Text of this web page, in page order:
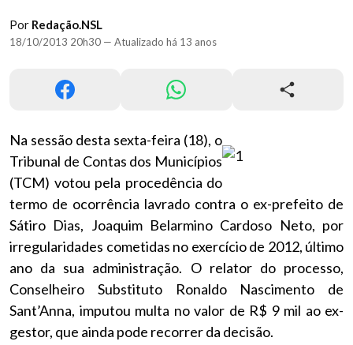
Por Redação.NSL
18/10/2013 20h30 — Atualizado há 13 anos
Na sessão desta sexta-feira (18), o
Tribunal de Contas dos Municípios
(TCM) votou pela procedência do
termo de ocorrência lavrado contra o ex-prefeito de
Sátiro Dias, Joaquim Belarmino Cardoso Neto, por
irregularidades cometidas no exercício de 2012, último
ano da sua administração. O relator do processo,
Conselheiro Substituto Ronaldo Nascimento de
Sant’Anna, imputou multa no valor de R$ 9 mil ao ex-
gestor, que ainda pode recorrer da decisão.